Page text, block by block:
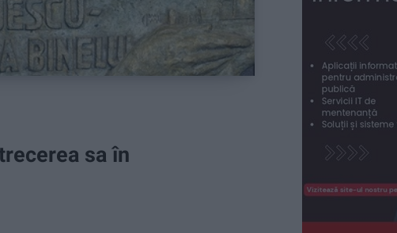
sa în